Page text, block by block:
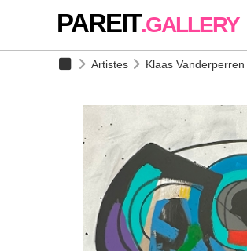
PAREIT.GALLERY
Artistes Klaas Vanderperren